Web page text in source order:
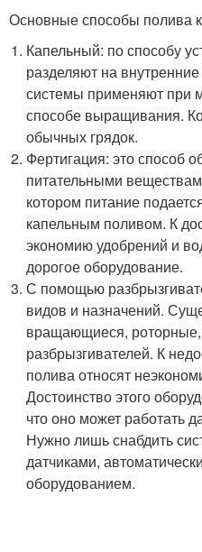
Основные способы полива
Капельный: по способу
разделяют на
системы применяют при
способе выращивания.
обычных грядок.
Фертигация: это способ
питательными
котором питание
капельным поливом. К
экономию удобрений и
дорогое оборудование.
С помощью
видов и назначений.
вращающиеся,
разбрызгивателей. К
полива относят
Достоинство этого
что оно может работать
Нужно лишь снабдить
датчиками,
оборудованием.